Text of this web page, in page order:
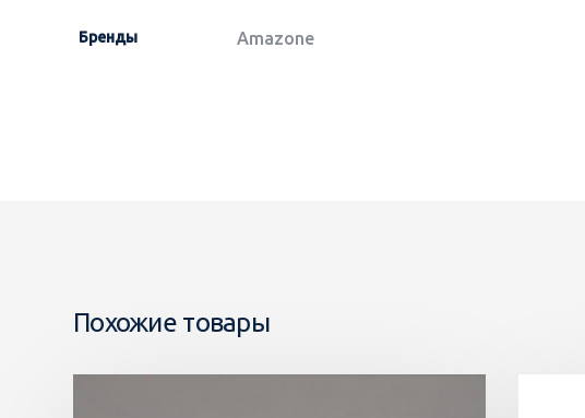
Бренды Amazone
Похожие товары